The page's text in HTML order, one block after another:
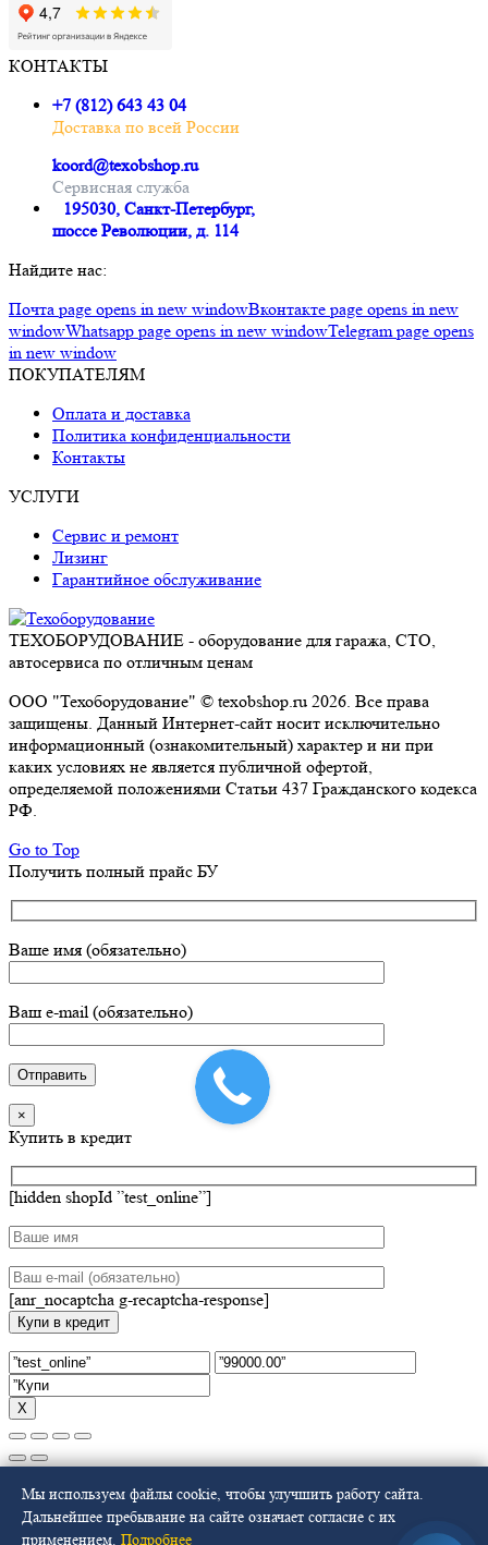
КОНТАКТЫ
+7 (812) 643 43 04
Доставка по всей России
koord@texobshop.ru
Сервисная служба
195030, Санкт-Петербург,
шоссе Революции, д. 114
Найдите нас:
Почта page opens in new windowВконтакте page opens in new
windowWhatsapp page opens in new windowTelegram page opens
in new window
ПОКУПАТЕЛЯМ
Оплата и доставка
Политика конфиденциальности
Контакты
УСЛУГИ
Сервис и ремонт
Лизинг
Гарантийное обслуживание
ТЕХОБОРУДОВАНИЕ - оборудование для гаража, СТО,
автосервиса по отличным ценам
ООО "Техоборудование" © texobshop.ru 2026. Все права
защищены. Данный Интернет-сайт носит исключительно
информационный (ознакомительный) характер и ни при
каких условиях не является публичной офертой,
определяемой положениями Статьи 437 Гражданского кодекса
РФ.
Go to Top
Получить полный прайс БУ
Ваше имя (обязательно)
Ваш e-mail (обязательно)
×
Купить в кредит
[hidden shopId ”test_online”]
[anr_nocaptcha g-recaptcha-response]
Х
Select at least 2 products
to compare
Мы используем файлы cookie, чтобы улучшить работу сайта.
Дальнейшее пребывание на сайте означает согласие с их
применением. Подробнее